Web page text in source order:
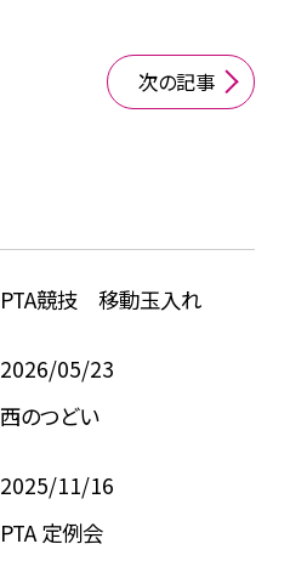
次の記事
PTA競技 移動玉入れ
2026/05/23
西のつどい
2025/11/16
PTA 定例会